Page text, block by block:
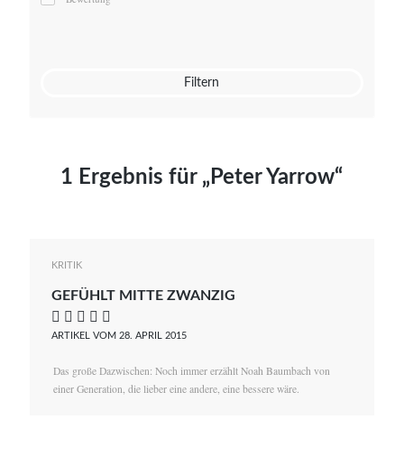
Mato von Vogelstein
Filtern
1 Ergebnis für „Peter Yarrow“
KRITIK
GEFÜHLT MITTE ZWANZIG
    
ARTIKEL VOM 28. APRIL 2015
Das große Dazwischen: Noch immer erzählt Noah Baumbach von
einer Generation, die lieber eine andere, eine bessere wäre.